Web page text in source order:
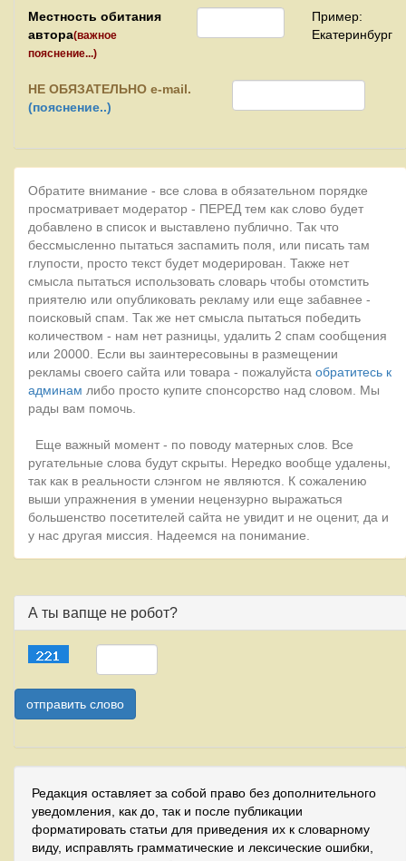
Местность обитания
автора(важное
пояснение...)
Пример:
Екатеринбург
НЕ ОБЯЗАТЕЛЬНО e-mail.
(пояснение..)
Обратите внимание - все слова в обязательном порядке
просматривает модератор - ПЕРЕД тем как слово будет
добавлено в список и выставлено публично. Так что
бессмысленно пытаться заспамить поля, или писать там
глупости, просто текст будет модерирован. Также нет
смысла пытаться использовать словарь чтобы отомстить
приятелю или опубликовать рекламу или еще забавнее -
поисковый спам. Так же нет смысла пытаться победить
количеством - нам нет разницы, удалить 2 спам сообщения
или 20000. Если вы заинтересовыны в размещении
рекламы своего сайта или товара - пожалуйста обратитесь к
админам либо просто купите спонсорство над словом. Мы
рады вам помочь.
Еще важный момент - по поводу матерных слов. Все
ругательные слова будут скрыты. Нередко вообще удалены,
так как в реальности слэнгом не являются. К сожалению
выши упражнения в умении нецензурно выражаться
большенство посетителей сайта не увидит и не оценит, да и
у нас другая миссия. Надеемся на понимание.
А ты вапще не робот?
Редакция оставляет за собой право без дополнительного
уведомления, как до, так и после публикации
форматировать статьи для приведения их к словарному
виду, исправлять грамматические и лексические ошибки,